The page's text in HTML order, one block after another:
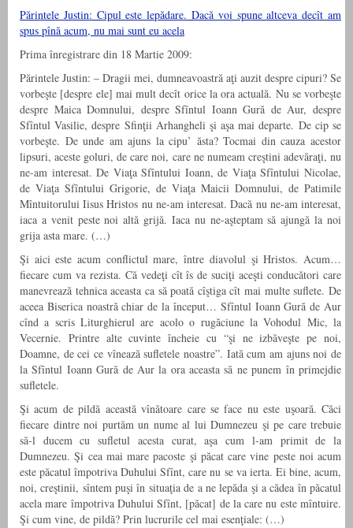
Părintele Justin: Cipul este lepădare. Dacă voi spune altceva decît am
spus pînă acum, nu mai sunt eu acela
Prima înregistrare din 18 Martie 2009:
Părintele Justin: – Dragii mei, dumneavoastră aţi auzit despre cipuri? Se
vorbeşte [despre ele] mai mult decît orice la ora actuală. Nu se vorbeşte
despre Maica Domnului, despre Sfîntul Ioann Gură de Aur, despre
Sfîntul Vasilie, despre Sfinţii Arhangheli şi aşa mai departe. De cip se
vorbeşte. De unde am ajuns la cipu’ ăsta? Tocmai din cauza acestor
lipsuri, aceste goluri, de care noi, care ne numeam creştini adevăraţi, nu
ne-am interesat. De Viaţa Sfîntului Ioann, de Viaţa Sfîntului Nicolae,
de Viaţa Sfîntului Grigorie, de Viaţa Maicii Domnului, de Patimile
Mîntuitorului Iisus Hristos nu ne-am interesat. Dacă nu ne-am interesat,
iaca a venit peste noi altă grijă. Iaca nu ne-aşteptam să ajungă la noi
grija asta mare. (…)
Şi aici este acum conflictul mare, între diavolul şi Hristos. Acum…
fiecare cum va rezista. Că vedeţi cît îs de suciţi aceşti conducători care
manevrează tehnica aceasta ca să poată cîştiga cît mai multe suflete. De
aceea Biserica noastră chiar de la început… Sfîntul Ioann Gură de Aur
cînd a scris Liturghierul are acolo o rugăciune la Vohodul Mic, la
Vecernie. Printre alte cuvinte încheie cu “şi ne izbăveşte pe noi,
Doamne, de cei ce vînează sufletele noastre”. Iată cum am ajuns noi de
la Sfîntul Ioann Gură de Aur la ora aceasta să ne punem în primejdie
sufletele.
Şi acum de pildă această vînătoare care se face nu este uşoară. Căci
fiecare dintre noi purtăm un nume al lui Dumnezeu şi pe care trebuie
să-l ducem cu sufletul acesta curat, aşa cum l-am primit de la
Dumnezeu. Şi cea mai mare pacoste şi păcat care vine peste noi acum
este păcatul împotriva Duhului Sfînt, care nu se va ierta. Ei bine, acum,
noi, creştinii, sîntem puşi în situaţia de a ne lepăda şi a cădea în păcatul
acela mare împotriva Duhului Sfînt, [păcat] de la care nu este mîntuire.
Şi cum vine, de pildă? Prin lucrurile cel mai esenţiale: (…)